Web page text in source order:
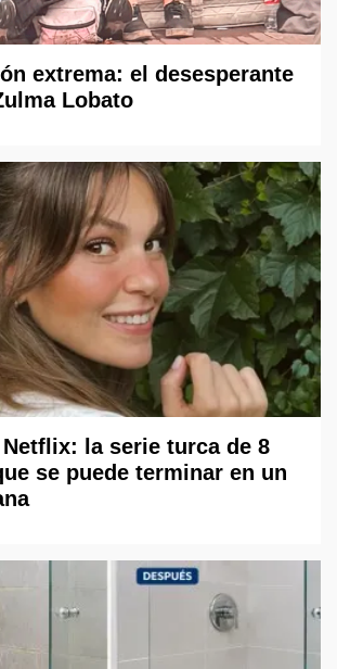
extrema: el desesperante
Lobato
la serie turca de 8
se puede terminar en un